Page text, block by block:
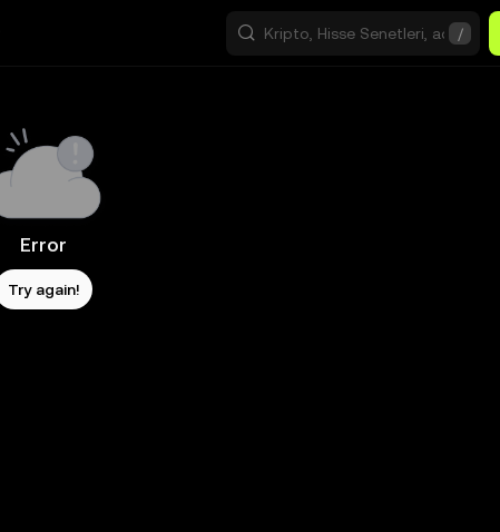
/
Error
Try again!